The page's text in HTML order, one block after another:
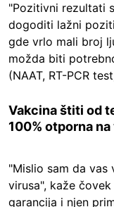
"Pozitivni rezultati
dogoditi lažni
gde vrlo mali broj
možda biti
(NAAT, RT-PCR
Vakcina štiti od
100% otporna
"Mislio sam da vas
virusa", kaže
garancija i njen